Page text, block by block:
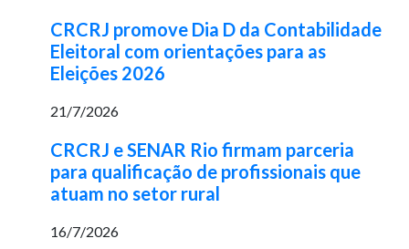
CRCRJ promove Dia D da Contabilidade
Eleitoral com orientações para as
Eleições 2026
21/7/2026
CRCRJ e SENAR Rio firmam parceria
para qualificação de profissionais que
atuam no setor rural
16/7/2026